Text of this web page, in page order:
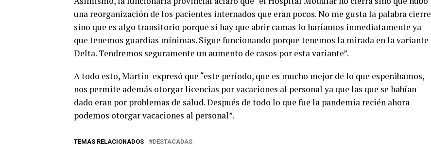
una reorganización de los pacientes internados que eran pocos. No me gusta la palabra cierre
sino que es algo transitorio porque si hay que abrir camas lo haríamos inmediatamente ya
que tenemos guardias mínimas. Sigue funcionando porque tenemos la mirada en la variante
Delta. Tendremos seguramente un aumento de casos por esta variante”.
A todo esto, Martín expresó que “este período, que es mucho mejor de lo que esperábamos,
nos permite además otorgar licencias por vacaciones al personal ya que las que se habían
dado eran por problemas de salud. Después de todo lo que fue la pandemia recién ahora
podemos otorgar vacaciones al personal”.
TEMAS RELACIONADOS DESTACADAS